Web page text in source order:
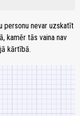
personu nevar uzskatīt
kamēr tās vaina nav
kārtībā.